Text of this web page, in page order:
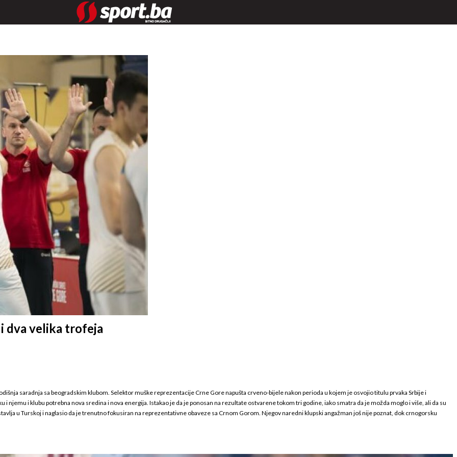
dva velika trofeja
saradnja sa beogradskim klubom. Selektor muške reprezentacije Crne Gore napušta crveno-bijele nakon perioda u kojem je osvojio titulu prvaka Srbije i
njemu i klubu potrebna nova sredina i nova energija. Istakao je da je ponosan na rezultate ostvarene tokom tri godine, iako smatra da je možda moglo i više, ali da su
u Turskoj i naglasio da je trenutno fokusiran na reprezentativne obaveze sa Crnom Gorom. Njegov naredni klupski angažman još nije poznat, dok crnogorsku